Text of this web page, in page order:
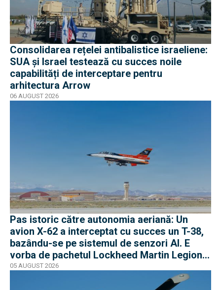
Consolidarea rețelei antibalistice israeliene:
SUA și Israel testează cu succes noile
capabilități de interceptare pentru
arhitectura Arrow
06 AUGUST 2026
Pas istoric către autonomia aeriană: Un
avion X-62 a interceptat cu succes un T-38,
bazându-se pe sistemul de senzori AI. E
vorba de pachetul Lockheed Martin Legion
Pod
05 AUGUST 2026